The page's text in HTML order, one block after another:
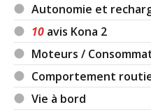
Autonomie et
10 avis Kona 2
Moteurs /
Comportement
Vie à bord